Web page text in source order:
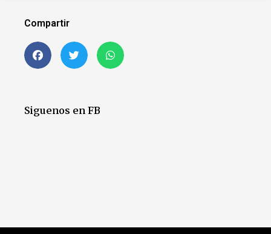
Compartir
Siguenos en FB